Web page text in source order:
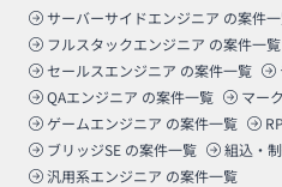
サーバーサイドエンジニア の案件
フルスタックエンジニア の案件一覧
セールスエンジニア の案件一覧
QAエンジニア の案件一覧 マー
ゲームエンジニア の案件一覧
ブリッジSE の案件一覧 組込・
汎用系エンジニア の案件一覧